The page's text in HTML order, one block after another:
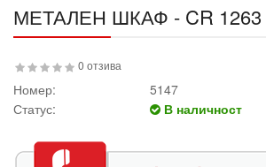
МЕТАЛЕН ШКАФ - CR
0 отзива
Номер:
5147
Статус:
В наличност